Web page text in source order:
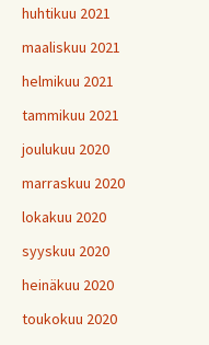
huhtikuu 2021
maaliskuu 2021
helmikuu 2021
tammikuu 2021
joulukuu 2020
marraskuu 2020
lokakuu 2020
syyskuu 2020
heinäkuu 2020
toukokuu 2020